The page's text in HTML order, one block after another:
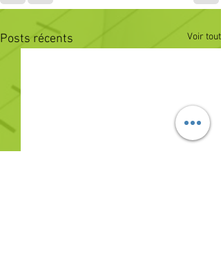
Posts récents Voir tout